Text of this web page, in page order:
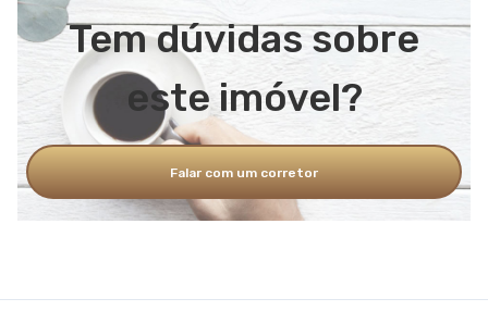
Tem dúvidas sobre
este imóvel?
Falar com um corretor